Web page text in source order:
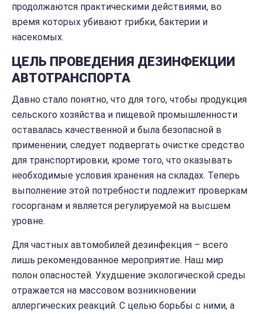
продолжаются практическими действиями, во
время которых убивают грибки, бактерии и
насекомых.
ЦЕЛЬ ПРОВЕДЕНИЯ ДЕЗИНФЕКЦИИ
АВТОТРАНСПОРТА
Давно стало понятно, что для того, чтобы продукция
сельского хозяйства и пищевой промышленности
оставалась качественной и была безопасной в
применении, следует подвергать очистке средство
для транспортировки, кроме того, что оказывать
необходимые условия хранения на складах. Теперь
выполнение этой потребности подлежит проверкам
госорганам и является регулируемой на высшем
уровне.
Для частных автомобилей дезинфекция – всего
лишь рекомендованное мероприятие. Наш мир
полон опасностей. Ухудшение экологической среды
отражается на массовом возникновении
аллергических реакций. С целью борьбы с ними, а